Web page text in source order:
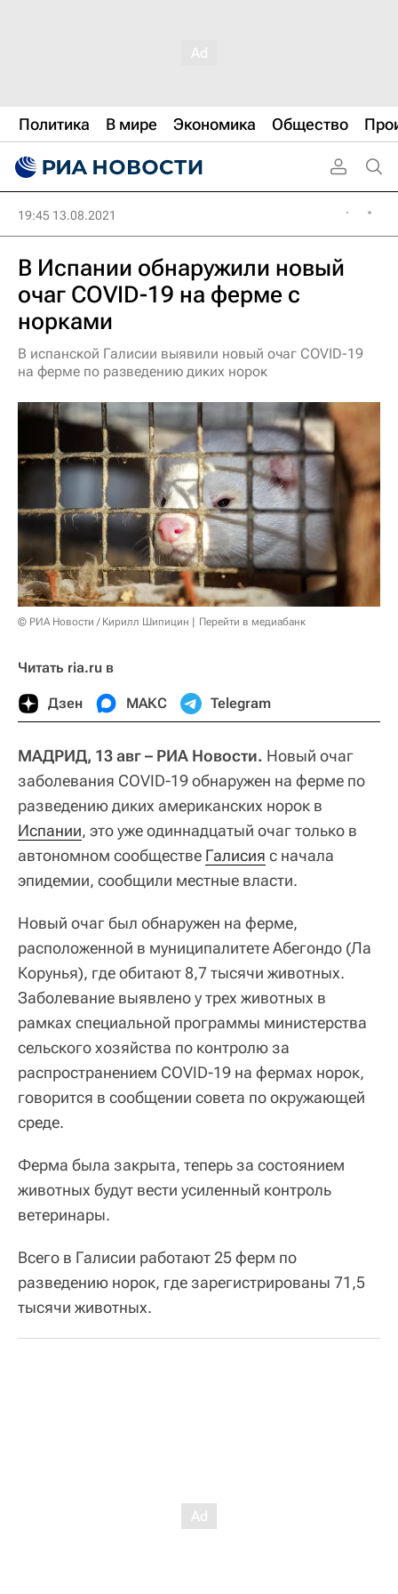
Политика В мире Экономика Общество
19:45 13.08.2021
В Испании обнаружили новый
очаг COVID-19 на ферме с
норками
В испанской Галисии выявили новый очаг COVID-19
на ферме по разведению диких норок
© РИА Новости / Кирилл Шипицин Перейти в медиабанк
Читать ria.ru в
Дзен МАКС Telegram
МАДРИД, 13 авг – РИА Новости. Новый очаг
заболевания COVID-19 обнаружен на ферме по
разведению диких американских норок в
Испании, это уже одиннадцатый очаг только в
автономном сообществе Галисия с начала
эпидемии, сообщили местные власти.
Новый очаг был обнаружен на ферме,
расположенной в муниципалитете Абегондо (Ла
Корунья), где обитают 8,7 тысячи животных.
Заболевание выявлено у трех животных в
рамках специальной программы министерства
сельского хозяйства по контролю за
распространением COVID-19 на фермах норок,
говорится в сообщении совета по окружающей
среде.
Ферма была закрыта, теперь за состоянием
животных будут вести усиленный контроль
ветеринары.
Всего в Галисии работают 25 ферм по
разведению норок, где зарегистрированы 71,5
тысячи животных.